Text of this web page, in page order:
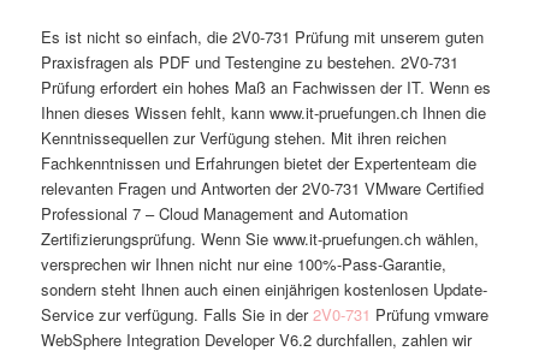
Es ist nicht so einfach, die 2V0-731 Prüfung mit unserem guten
Praxisfragen als PDF und Testengine zu bestehen. 2V0-731
Prüfung erfordert ein hohes Maß an Fachwissen der IT. Wenn es
Ihnen dieses Wissen fehlt, kann www.it-pruefungen.ch Ihnen die
Kenntnissequellen zur Verfügung stehen. Mit ihren reichen
Fachkenntnissen und Erfahrungen bietet der Expertenteam die
relevanten Fragen und Antworten der 2V0-731 VMware Certified
Professional 7 – Cloud Management and Automation
Zertifizierungsprüfung. Wenn Sie www.it-pruefungen.ch wählen,
versprechen wir Ihnen nicht nur eine 100%-Pass-Garantie,
sondern steht Ihnen auch einen einjährigen kostenlosen Update-
Service zur verfügung. Falls Sie in der2V0-731 Prüfung vmware
WebSphere Integration Developer V6.2 durchfallen, zahlen wir